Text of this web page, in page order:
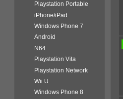
Playstation Portable
iPhone/iPad
Windows Phone 7
Android
N64
Playstation Vita
Playstation Network
Wii U
Windows Phone 8